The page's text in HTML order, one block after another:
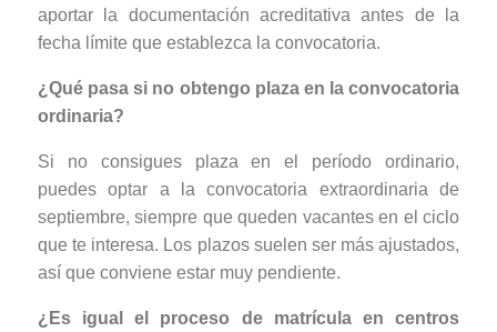
aportar la documentación acreditativa antes de la
fecha límite que establezca la convocatoria.
¿Qué pasa si no obtengo plaza en la convocatoria
ordinaria?
Si no consigues plaza en el período ordinario,
puedes optar a la convocatoria extraordinaria de
septiembre, siempre que queden vacantes en el ciclo
que te interesa. Los plazos suelen ser más ajustados,
así que conviene estar muy pendiente.
¿Es igual el proceso de matrícula en centros